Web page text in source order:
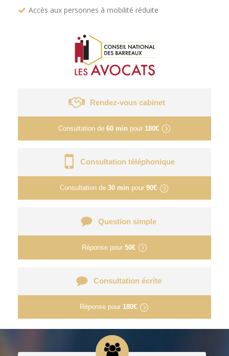
Accès aux personnes à mobilité réduite
Rendez-vous cabinet
Consultation de 60 min pour 180€
Consultation téléphonique
Consultation de 30 min pour 90€
Question simple
Réponse pour 50€
Consultation écrite
Réponse pour 180€